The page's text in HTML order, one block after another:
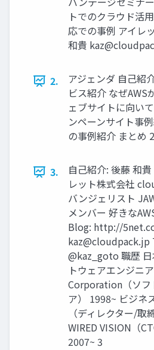
トでのクラウド活
応での事例 アイレ
和貴
2.
アジェンダ 自己紹
ビス紹介 なぜAWS
ェブサイトに向い
ンペーンサイト事
の事例紹介 まとめ 2
3.
自己紹介: 後藤 和
レット株式会社
バンジェリスト
メンバー 好きな
Blog: http://
kaz@cloudpack.jp
@kaz_goto 職歴
トウェアエンジニ
Corporation（ソフ
ア） 1998~ ビジネ
（ディレクター/取
WIRED VISION（
2007~ 3